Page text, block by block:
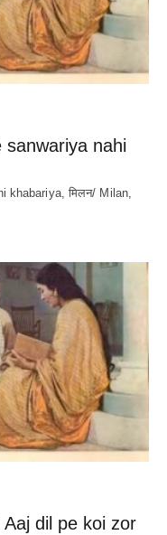
sanwariya nahi
khabariya, मिलन/ Milan,
Aaj dil pe koi zor